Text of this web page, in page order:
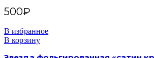
500₽
В избранное
В корзину